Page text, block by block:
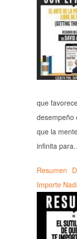
que
desempeño
que la
infinita
Resumen
Importe